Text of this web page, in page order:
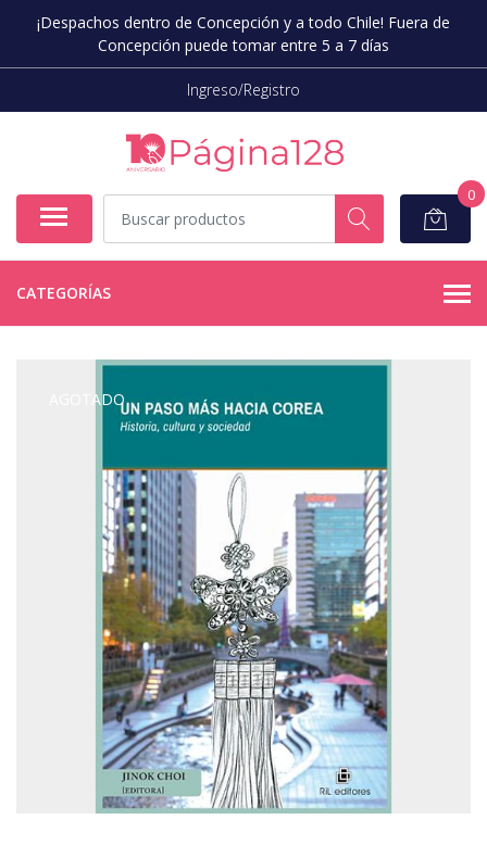
¡Despachos dentro de Concepción y a todo Chile! Fuera de
Concepción puede tomar entre 5 a 7 días
Ingreso/Registro
0
CATEGORÍAS
AGOTADO